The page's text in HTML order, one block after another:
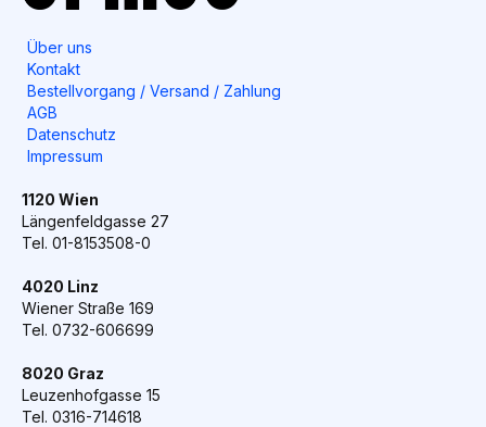
Über uns
Kontakt
Bestellvorgang / Versand / Zahlung
AGB
Datenschutz
Impressum
1120 Wien
Längenfeldgasse 27
Tel. 01-8153508-0
4020 Linz
Wiener Straße 169
Tel. 0732-606699
8020 Graz
Leuzenhofgasse 15
Tel. 0316-714618